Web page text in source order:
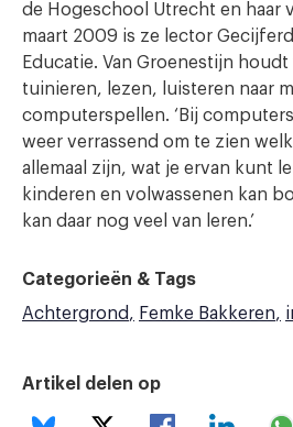
de Hogeschool Utrecht en haar
maart 2009 is ze lector
Educatie. Van Groenestijn
tuinieren, lezen, luisteren naar
computerspellen. ‘Bij
weer verrassend om te zien
allemaal zijn, wat je ervan kunt
kinderen en volwassenen kan
kan daar nog veel van leren.’
Categorieën & Tags
Achtergrond
Femke Bakkeren
Artikel delen op